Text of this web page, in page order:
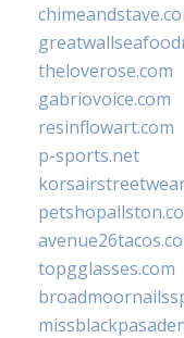
theloverose.com
gabriovoice.com
resinflowart.com
p-sports.net
topgglasses.com